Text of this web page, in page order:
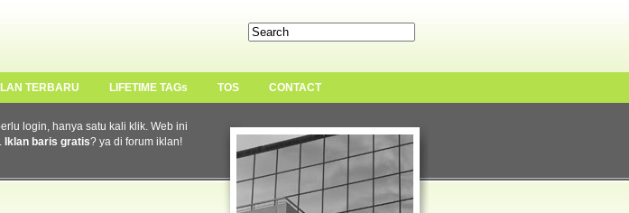
TERBARU LIFETIME TAGs TOS CONTACT
login, hanya satu kali klik. Web ini
Iklan baris gratis? ya di forum iklan!